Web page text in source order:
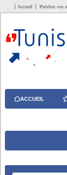
Accueil Publiez vos
ACCUEIL